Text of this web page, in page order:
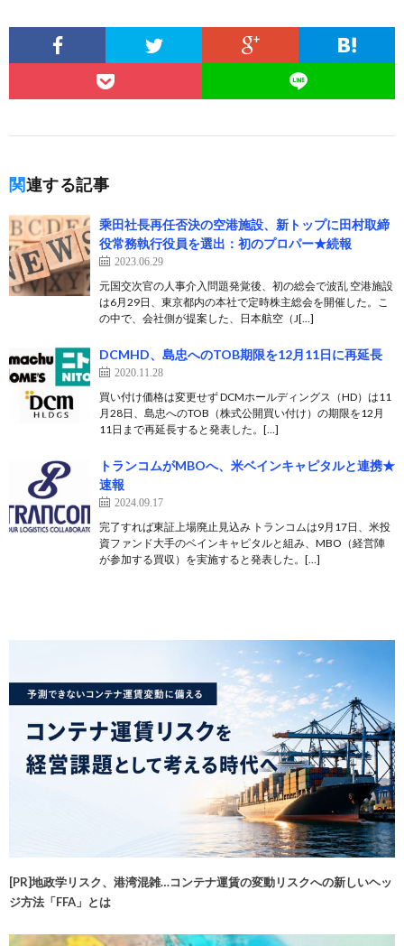
関連する記事
乘田社長再任否決の空港施設、新トップに田村取締
役常務執行役員を選出：初のプロパー★続報
2023.06.29
元国交次官の人事介入問題発覚後、初の総会で波乱 空港施設
は6月29日、東京都内の本社で定時株主総会を開催した。こ
の中で、会社側が提案した、日本航空（J[…]
DCMHD、島忠へのTOB期限を12月11日に再延長
2020.11.28
買い付け価格は変更せず DCMホールディングス（HD）は11
月28日、島忠へのTOB（株式公開買い付け）の期限を12月
11日まで再延長すると発表した。[…]
トランコムがMBOへ、米ベインキャピタルと連携★
速報
2024.09.17
完了すれば東証上場廃止見込み トランコムは9月17日、米投
資ファンド大手のベインキャピタルと組み、MBO（経営陣
が参加する買収）を実施すると発表した。[…]
[PR]地政学リスク、港湾混雑…コンテナ運賃の変動リスクへの新しいヘッ
ジ方法「FFA」とは